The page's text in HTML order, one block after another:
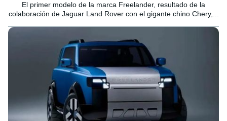
El primer modelo de la marca Freelander, resultado de la
colaboración de Jaguar Land Rover con el gigante chino Chery,...